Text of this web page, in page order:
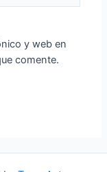
y web en
comente.